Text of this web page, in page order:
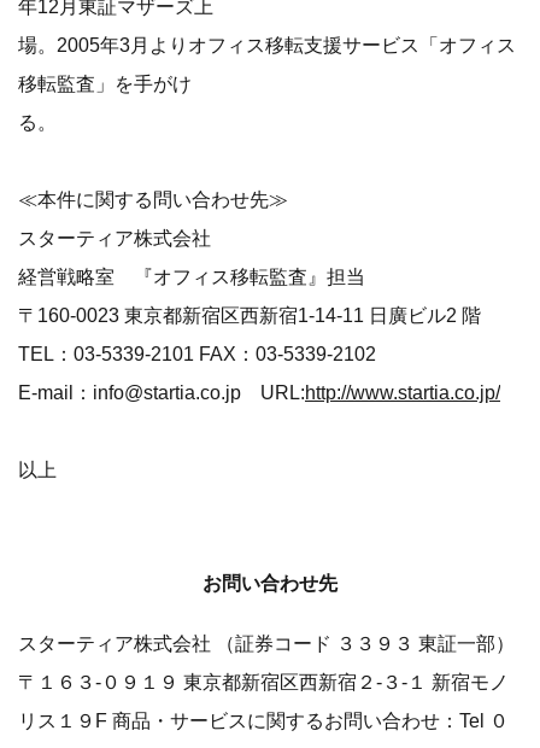
年12月東証マザーズ上
場。2005年3月よりオフィス移転支援サービス「オフィス
移転監査」を手がけ
る。
≪本件に関する問い合わせ先≫
スターティア株式会社
経営戦略室 『オフィス移転監査』担当
〒160-0023 東京都新宿区西新宿1-14-11 日廣ビル2 階
TEL：03-5339-2101 FAX：03-5339-2102
E-mail：info@startia.co.jp URL:http://www.startia.co.jp/
以上
お問い合わせ先
スターティア株式会社 （証券コード ３３９３ 東証一部）
〒１６３-０９１９ 東京都新宿区西新宿２-３-１ 新宿モノ
リス１９F 商品・サービスに関するお問い合わせ：Tel ０